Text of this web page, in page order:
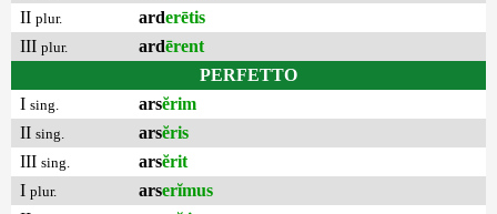
II plur. arderētis
III plur. ardērent
PERFETTO
I sing. arsĕrim
II sing. arsĕris
III sing. arsĕrit
I plur. arserĭmus